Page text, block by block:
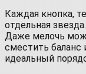
Каждая кнопка,
отдельная звезда.
Даже мелочь
сместить баланс
идеальный